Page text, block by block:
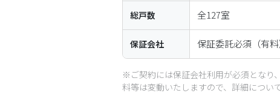
総戸数 全127室
保証会社 保証委託必須（有
※ご契約には保証会社利用が必須となり
料等は変動いたしますので、詳細につい